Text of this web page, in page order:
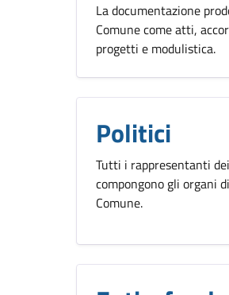
La documentazione
Comune come atti,
progetti e modulistica.
Politici
Tutti i rappresentanti
compongono gli organi
Comune.